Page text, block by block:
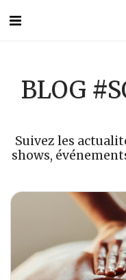
BLOG
Suivez les
shows,